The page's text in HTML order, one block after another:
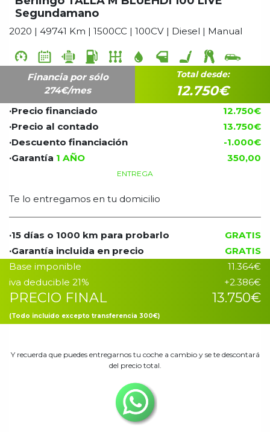
Segundamano
2020 | 49741 Km | 1500CC | 100CV | Diesel | Manual
Financia por sólo
274€/mes
Total desde:
12.750€
·Precio financiado
12.750€
·Precio al contado
13.750€
·Descuento financiación
-1.000€
·Garantía 1 AÑO 350,00
ENTREGA
Te lo entregamos en tu domicilio
·15 días o 1000 km para probarlo
GRATIS
·Garantía incluida en precio Precio Garantía incluido
GRATIS
Base imponible
11.364€
iva deducible 21%
+2.386€
PRECIO FINAL
(Todo incluido excepto transferencia 300€)
13.750€
Y recuerda que puedes entregarnos tu coche a cambio y se te descontará
del precio total.